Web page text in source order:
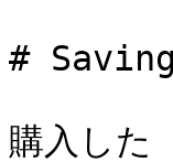
#
購入し